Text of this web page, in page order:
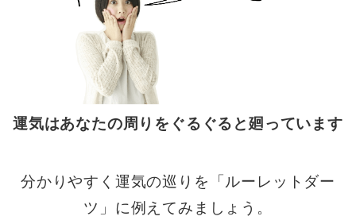
運気はあなたの周りをぐるぐると廻っています
分かりやすく運気の巡りを「ルーレットダー
ツ」に例えてみましょう。